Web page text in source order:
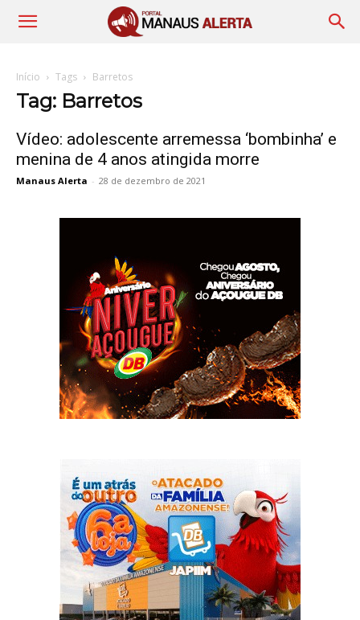
Início Tags Barretos
Tag: Barretos
Vídeo: adolescente arremessa ‘bombinha’ e
menina de 4 anos atingida morre
Manaus Alerta - 28 de dezembro de 2021